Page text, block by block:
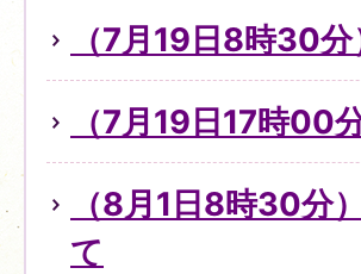
（7月19日8時30
（7月19日17時00
（8月1日8時30分
て